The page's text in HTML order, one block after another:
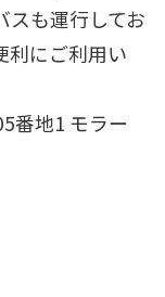
スも運行してお
利にご利用い
番地1 モラー